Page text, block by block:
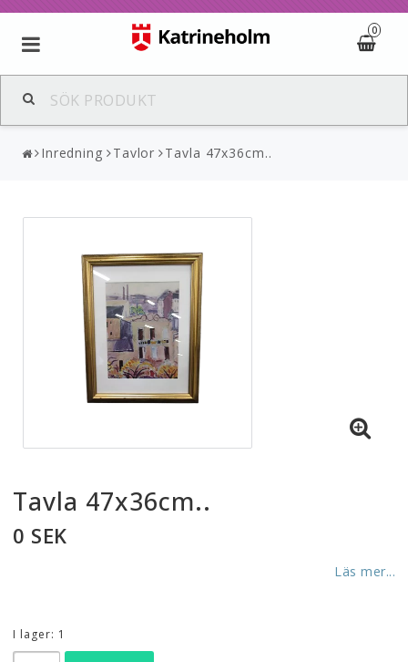
0
Inredning Tavlor Tavla 47x36cm..
Tavla 47x36cm..
0 SEK
Läs mer...
I lager: 1